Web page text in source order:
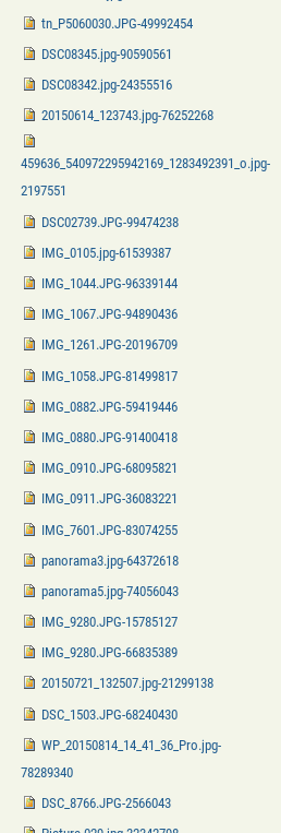
tn_P5060030.JPG-49992454
DSC08345.jpg-90590561
DSC08342.jpg-24355516
20150614_123743.jpg-76252268
459636_540972295942169_1283492391_o.jpg-
2197551
DSC02739.JPG-99474238
IMG_0105.jpg-61539387
IMG_1044.JPG-96339144
IMG_1067.JPG-94890436
IMG_1261.JPG-20196709
IMG_1058.JPG-81499817
IMG_0882.JPG-59419446
IMG_0880.JPG-91400418
IMG_0910.JPG-68095821
IMG_0911.JPG-36083221
IMG_7601.JPG-83074255
panorama3.jpg-64372618
panorama5.jpg-74056043
IMG_9280.JPG-15785127
IMG_9280.JPG-66835389
20150721_132507.jpg-21299138
DSC_1503.JPG-68240430
WP_20150814_14_41_36_Pro.jpg-
78289340
DSC_8766.JPG-2566043